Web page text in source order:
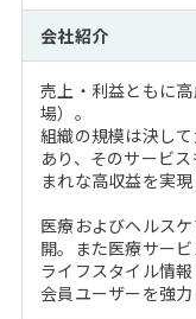
会社紹介
売上・利益ともに
場）。
組織の規模は決し
あり、そのサービ
まれな高収益を実現
医療およびヘルス
開。また医療サー
ライフスタイル情
会員ユーザーを強力